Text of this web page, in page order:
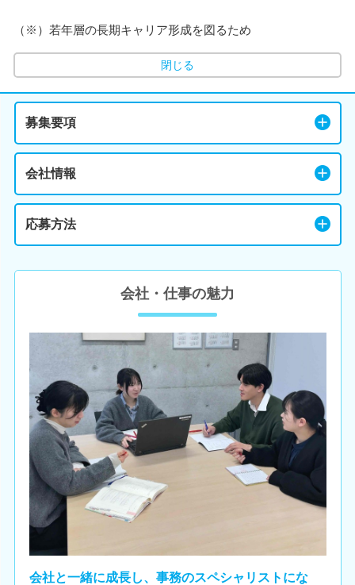
（※）若年層の長期キャリア形成を図るため
閉じる
募集要項
会社情報
応募方法
会社・仕事の魅力
会社と一緒に成長し、事務のスペシャリストにな